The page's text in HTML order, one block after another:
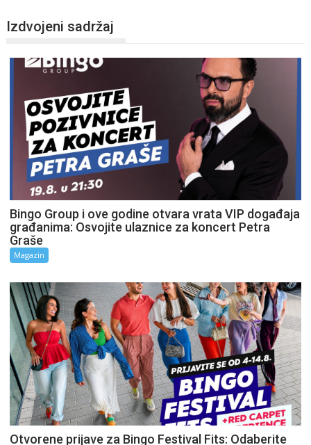
Izdvojeni sadržaj
Bingo Group i ove godine otvara vrata VIP događaja
građanima: Osvojite ulaznice za koncert Petra
Graše
Magazin
Otvorene prijave za Bingo Festival Fits: Odaberite